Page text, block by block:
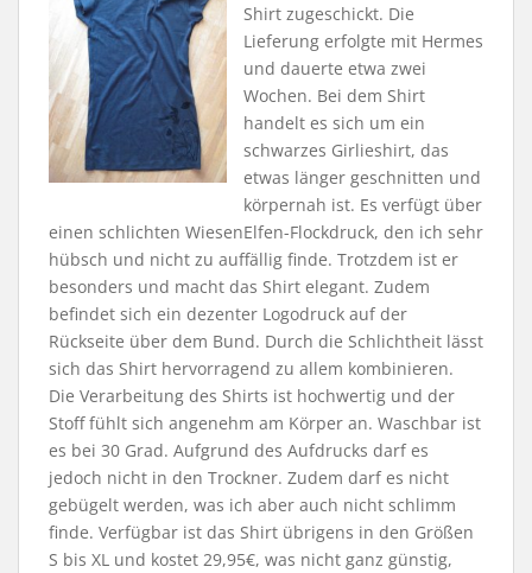
Shirt zugeschickt. Die
Lieferung erfolgte mit Hermes
und dauerte etwa zwei
Wochen. Bei dem Shirt
handelt es sich um ein
schwarzes Girlieshirt, das
etwas länger geschnitten und
körpernah ist. Es verfügt über
einen schlichten WiesenElfen-Flockdruck, den ich sehr
hübsch und nicht zu auffällig finde. Trotzdem ist er
besonders und macht das Shirt elegant. Zudem
befindet sich ein dezenter Logodruck auf der
Rückseite über dem Bund. Durch die Schlichtheit lässt
sich das Shirt hervorragend zu allem kombinieren.
Die Verarbeitung des Shirts ist hochwertig und der
Stoff fühlt sich angenehm am Körper an. Waschbar ist
es bei 30 Grad. Aufgrund des Aufdrucks darf es
jedoch nicht in den Trockner. Zudem darf es nicht
gebügelt werden, was ich aber auch nicht schlimm
finde. Verfügbar ist das Shirt übrigens in den Größen
S bis XL und kostet 29,95€, was nicht ganz günstig,